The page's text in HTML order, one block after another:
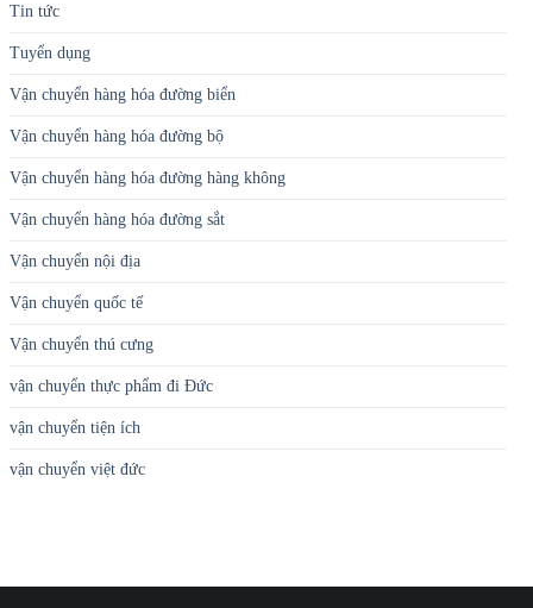
Tin tức
Tuyển dụng
Vận chuyển hàng hóa đường biển
Vận chuyển hàng hóa đường bộ
Vận chuyển hàng hóa đường hàng không
Vận chuyển hàng hóa đường sắt
Vận chuyển nội địa
Vận chuyển quốc tế
Vận chuyển thú cưng
vận chuyển thực phẩm đi Đức
vận chuyển tiện ích
vận chuyển việt đức